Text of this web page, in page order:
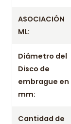
ASOCIACIÓN
ML:
Diámetro del
Disco de
embrague en
mm:
Cantidad de